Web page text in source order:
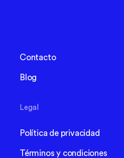
Contacto
Blog
Legal
Política de privacidad
Términos y condiciones